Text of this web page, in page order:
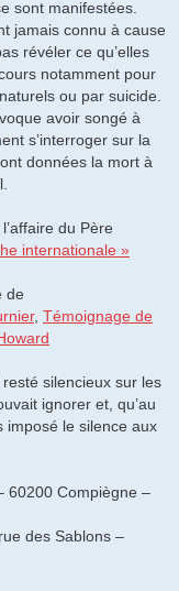
sont manifestées.
jamais connu à cause
révéler ce qu’elles
notamment pour
ou par suicide.
avoir songé à
s’interroger sur la
données la mort à
du Père
internationale »
de
, Témoignage de
silencieux sur les
ignorer et, qu’au
imposé le silence aux
60200 Compiègne –
des Sablons –